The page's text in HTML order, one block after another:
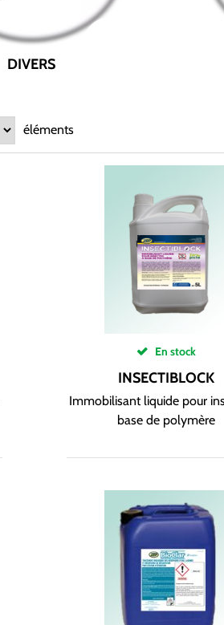
DIVERS
éléments
En stock
INSECTIBLOCK
Immobilisant liquide pour
base de polymère